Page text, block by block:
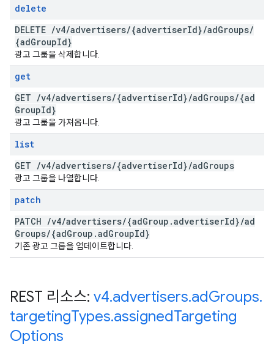
delete
DELETE /v4/advertisers/{advertiserId}/adGroups/
{adGroupId}
광고 그룹을 삭제합니다.
get
GET /v4/advertisers/{advertiserId}/adGroups/{ad
GroupId}
광고 그룹을 가져옵니다.
list
GET /v4/advertisers/{advertiserId}/adGroups
광고 그룹을 나열합니다.
patch
PATCH /v4/advertisers/{adGroup .advertiserId}/ad
Groups/{adGroup .adGroupId}
기존 광고 그룹을 업데이트합니다.
REST 리소스: v4.advertisers.adGroups.
targetingTypes.assignedTargeting
Options